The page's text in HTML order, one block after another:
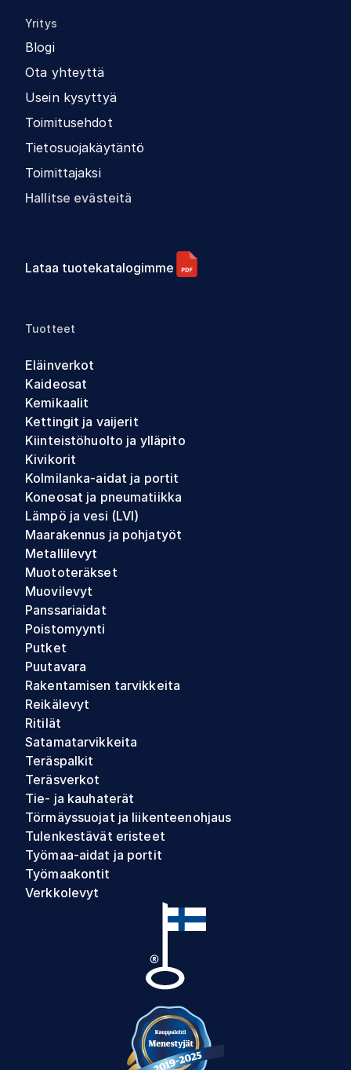
Yritys
Blogi
Ota yhteyttä
Usein kysyttyä
Toimitusehdot
Tietosuojakäytäntö
Toimittajaksi
Hallitse evästeitä
Lataa tuotekatalogimme
Tuotteet
Eläinverkot
Kaideosat
Kemikaalit
Kettingit ja vaijerit
Kiinteistöhuolto ja ylläpito
Kivikorit
Kolmilanka-aidat ja portit
Koneosat ja pneumatiikka
Lämpö ja vesi (LVI)
Maarakennus ja pohjatyöt
Metallilevyt
Muototeräkset
Muovilevyt
Panssariaidat
Poistomyynti
Putket
Puutavara
Rakentamisen tarvikkeita
Reikälevyt
Ritilät
Satamatarvikkeita
Teräspalkit
Teräsverkot
Tie- ja kauhaterät
Törmäyssuojat ja liikenteenohjaus
Tulenkestävät eristeet
Työmaa-aidat ja portit
Työmaakontit
Verkkolevyt